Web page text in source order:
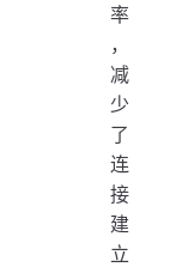
率
，
减
少
了
连
接
建
立